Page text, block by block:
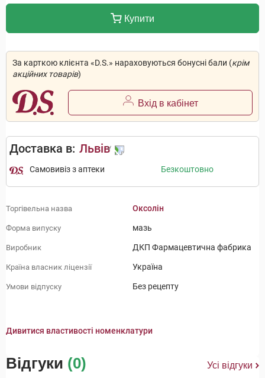
Купити
За карткою клієнта «D.S.» нараховуються бонусні бали (крім
акційних товарів)
Вхід в кабінет
Доставка в: Львів
Самовивіз з аптеки Безкоштовно
Торгівельна назва Оксолін
Форма випуску мазь
Виробник ДКП Фармацевтична фабрика
Країна власник ліцензії Україна
Умови відпуску Без рецепту
Дивитися властивості номенклатури
Відгуки (0) Усі відгуки